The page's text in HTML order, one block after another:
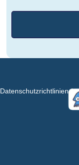
Datenschutzrichtlinien